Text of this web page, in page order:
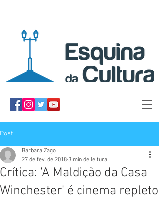
Post
Crítica: 'A Maldição da Casa
Winchester' é cinema repleto
Bárbara Zago
27 de fev. de 2018 3 min de leitura